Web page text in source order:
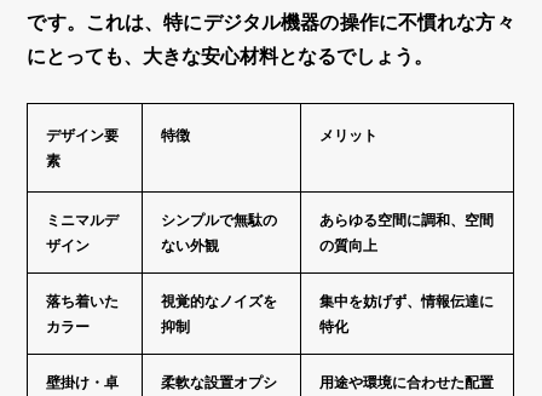
です。これは、特にデジタル機器の操作に不慣れな方々
にとっても、大きな安心材料となるでしょう。
デザイン要
素
特徴 メリット
ミニマルデ
ザイン
シンプルで無駄の
ない外観
あらゆる空間に調和、空間
の質向上
落ち着いた
カラー
視覚的なノイズを
抑制
集中を妨げず、情報伝達に
特化
壁掛け・卓
柔軟な設置オプシ
用途や環境に合わせた配置